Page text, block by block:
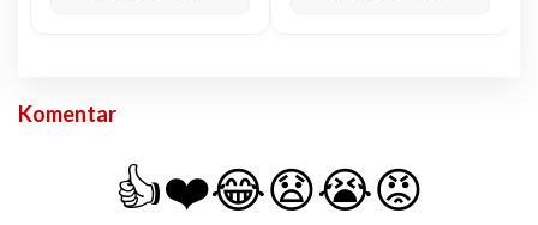
Komentar
👍❤️😂😧😭😡